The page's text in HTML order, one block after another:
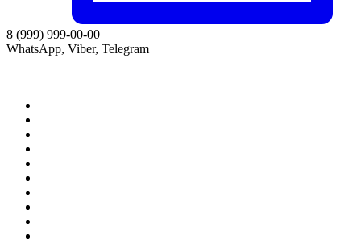
8 (999) 999-00-00
WhatsApp, Viber, Telegram